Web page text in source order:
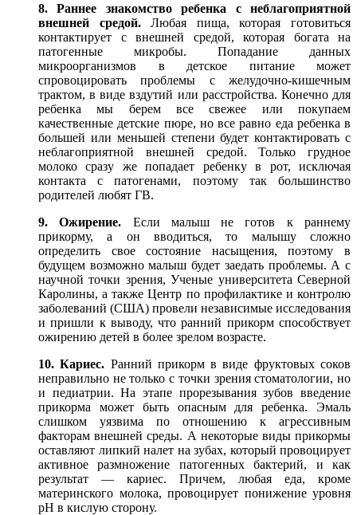
8. Раннее знакомство ребенка с неблагоприятной
внешней средой.Любая пища, которая готовиться
контактирует с внешней средой, которая богата на
патогенные микробы. Попадание данных
микроорганизмов в детское питание может
спровоцировать проблемы с желудочно-кишечным
трактом, в виде вздутий или расстройства. Конечно для
ребенка мы берем все свежее или покупаем
качественные детские пюре, но все равно еда ребенка в
большей или меньшей степени будет контактировать с
неблагоприятной внешней средой. Только грудное
молоко сразу же попадает ребенку в рот, исключая
контакта с патогенами, поэтому так большинство
родителей любят ГВ.
9. Ожирение. Если малыш не готов к раннему
прикорму, а он вводиться, то малышу сложно
определить свое состояние насыщения, поэтому в
будущем возможно малыш будет заедать проблемы. А с
научной точки зрения, Ученые университета Северной
Каролины, а также Центр по профилактике и контролю
заболеваний (США) провели независимые исследования
и пришли к выводу, что ранний прикорм способствует
ожирению детей в более зрелом возрасте.
10. Кариес. Ранний прикорм в виде фруктовых соков
неправильно не только с точки зрения стоматологии, но
и педиатрии. На этапе прорезывания зубов введение
прикорма может быть опасным для ребенка. Эмаль
слишком уязвима по отношению к агрессивным
факторам внешней среды. А некоторые виды прикормы
оставляют липкий налет на зубах, который провоцирует
активное размножение патогенных бактерий, и как
результат — кариес. Причем, любая еда, кроме
материнского молока, провоцирует понижение уровня
рН в кислую сторону.